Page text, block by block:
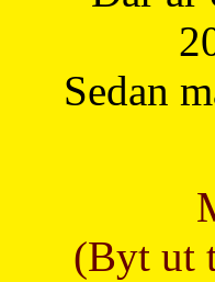
Sedan
(Byt ut